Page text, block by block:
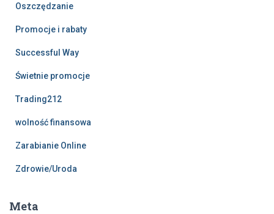
Oszczędzanie
Promocje i rabaty
Successful Way
Świetnie promocje
Trading212
wolność finansowa
Zarabianie Online
Zdrowie/Uroda
Meta